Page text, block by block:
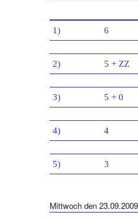
1) 6
2) 5 + ZZ
3) 5 + 0
4) 4
5) 3
Mittwoch den 23.09.2009